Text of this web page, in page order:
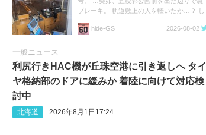
ブレーキ。 軌道敷上の人を轢いたか…？ し
ばらく停車の様子。 現在23時20分。
https://t.co/05MHqV1wVQ
hide‐GS 2026-08-02
一般ニュース
利尻行きHAC機が丘珠空港に引き返しへ タイ
ヤ格納部のドアに緩みか 着陸に向けて対応検
討中
北海道 2026年8月1日17:24